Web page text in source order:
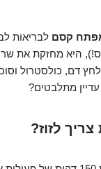
קסם לבריאות
היא מחזקת את
דם, כולסטרול
מתלבטים?
לזוז?